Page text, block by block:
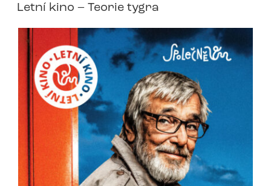
Letní kino – Teorie tygra